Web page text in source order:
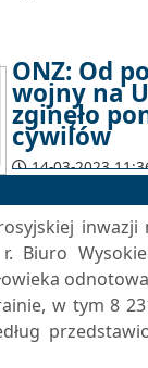
ONZ: Od
wojny na
zginęło
cywilów
14-03-2023
inwazji
Biuro
w tym 8